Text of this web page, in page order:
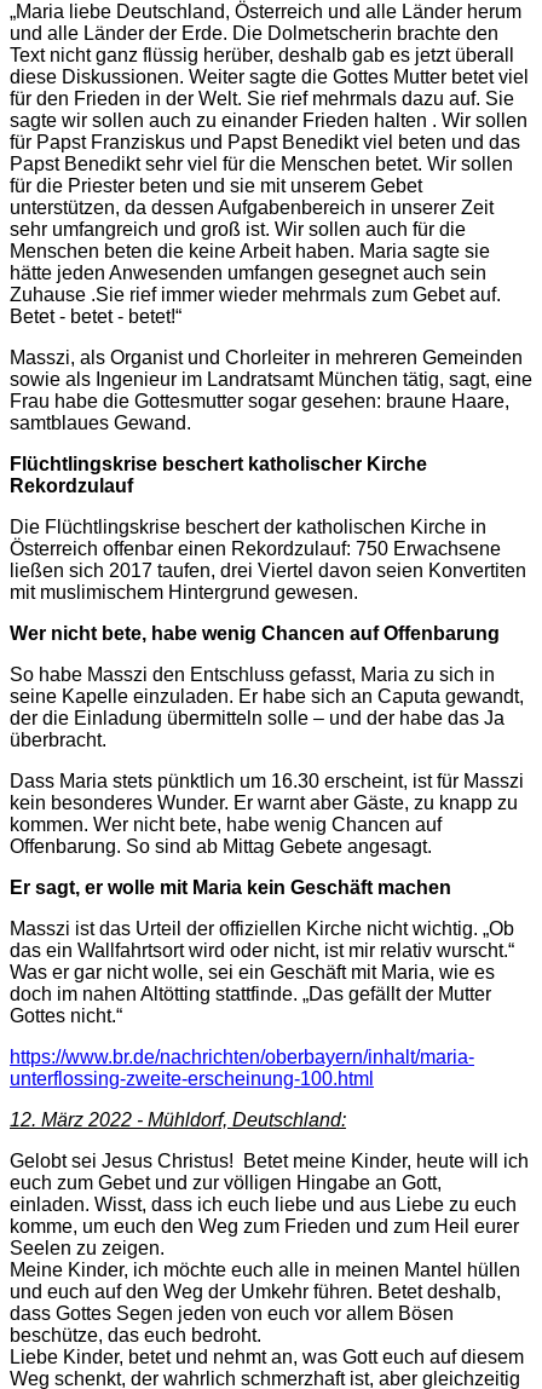
„Maria liebe Deutschland, Österreich und alle Länder herum
und alle Länder der Erde. Die Dolmetscherin brachte den
Text nicht ganz flüssig herüber, deshalb gab es jetzt überall
diese Diskussionen. Weiter sagte die Gottes Mutter betet viel
für den Frieden in der Welt. Sie rief mehrmals dazu auf. Sie
sagte wir sollen auch zu einander Frieden halten . Wir sollen
für Papst Franziskus und Papst Benedikt viel beten und das
Papst Benedikt sehr viel für die Menschen betet. Wir sollen
für die Priester beten und sie mit unserem Gebet
unterstützen, da dessen Aufgabenbereich in unserer Zeit
sehr umfangreich und groß ist. Wir sollen auch für die
Menschen beten die keine Arbeit haben. Maria sagte sie
hätte jeden Anwesenden umfangen gesegnet auch sein
Zuhause .Sie rief immer wieder mehrmals zum Gebet auf.
Betet - betet - betet!“
Masszi, als Organist und Chorleiter in mehreren Gemeinden
sowie als Ingenieur im Landratsamt München tätig, sagt, eine
Frau habe die Gottesmutter sogar gesehen: braune Haare,
samtblaues Gewand.
Flüchtlingskrise beschert katholischer Kirche
Rekordzulauf
Die Flüchtlingskrise beschert der katholischen Kirche in
Österreich offenbar einen Rekordzulauf: 750 Erwachsene
ließen sich 2017 taufen, drei Viertel davon seien Konvertiten
mit muslimischem Hintergrund gewesen.
Wer nicht bete, habe wenig Chancen auf Offenbarung
So habe Masszi den Entschluss gefasst, Maria zu sich in
seine Kapelle einzuladen. Er habe sich an Caputa gewandt,
der die Einladung übermitteln solle – und der habe das Ja
überbracht.
Dass Maria stets pünktlich um 16.30 erscheint, ist für Masszi
kein besonderes Wunder. Er warnt aber Gäste, zu knapp zu
kommen. Wer nicht bete, habe wenig Chancen auf
Offenbarung. So sind ab Mittag Gebete angesagt.
Er sagt, er wolle mit Maria kein Geschäft machen
Masszi ist das Urteil der offiziellen Kirche nicht wichtig. „Ob
das ein Wallfahrtsort wird oder nicht, ist mir relativ wurscht.“
Was er gar nicht wolle, sei ein Geschäft mit Maria, wie es
doch im nahen Altötting stattfinde. „Das gefällt der Mutter
Gottes nicht.“
https://www.br.de/nachrichten/oberbayern/inhalt/maria-
unterflossing-zweite-erscheinung-100.html
12. März 2022 - Mühldorf, Deutschland:
Gelobt sei Jesus Christus! Betet meine Kinder, heute will ich
euch zum Gebet und zur völligen Hingabe an Gott,
einladen. Wisst, dass ich euch liebe und aus Liebe zu euch
komme, um euch den Weg zum Frieden und zum Heil eurer
Seelen zu zeigen.
Meine Kinder, ich möchte euch alle in meinen Mantel hüllen
und euch auf den Weg der Umkehr führen. Betet deshalb,
dass Gottes Segen jeden von euch vor allem Bösen
beschütze, das euch bedroht.
Liebe Kinder, betet und nehmt an, was Gott euch auf diesem
Weg schenkt, der wahrlich schmerzhaft ist, aber gleichzeitig